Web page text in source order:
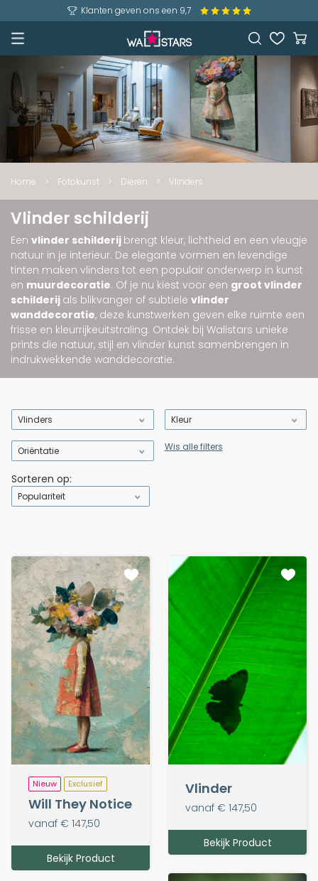
Klanten geven ons een 9,7
Home > Fotokunst > Dieren > Vlinders
Vlinder schilderij
Een vlinder schilderij brengt kleur, lichtheid en een vleugje
natuur in je interieur. De elegante vormen en levendige
tinten maken vlinders tot een populair onderwerp in kunst
en muurdecoratie. Of je nu kiest voor een groot vlinder
schilderij als blikvanger of subtiele vlinder
wanddecoratie, deze kunstwerken geven elke ruimte een
frisse en kleurrijkeuitstraling. Ontdek bij Wallstars unieke
prints die natuur, stijl en vlinder kunst samenbrengen in
indrukwekkende wanddecoratie.
Vlinders Kleur
Oriëntatie Wis alle filters
Sorteren op:
Populariteit
Nieuw Exclusief
Will They Notice
vanaf € 147,50
Bekijk Product
Vlinder
vanaf € 147,50
Bekijk Product